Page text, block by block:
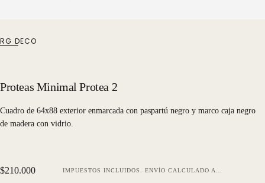
RG DECO
Proteas Minimal Protea 2
Cuadro de 64x88 exterior enmarcada con paspartú negro y marco caja negro
de madera con vidrio.
Precio
$210.000 IMPUESTOS INCLUIDOS. ENVÍO CALCULADO AL FINALIZAR LA COMPRA.